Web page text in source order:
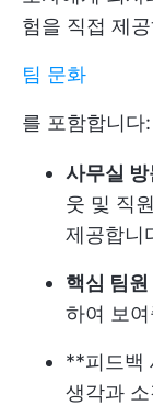
험을 직접 제
팀 문화
를 포함합니다:
사무실 방
웃 및 직
제공합니
핵심 팀원
하여 보
**피드백
생각과